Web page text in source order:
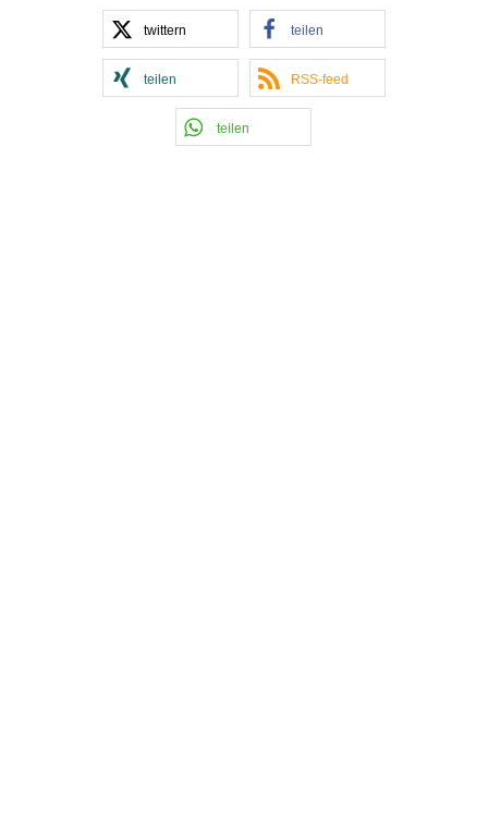
twittern teilen
teilen RSS-feed
teilen